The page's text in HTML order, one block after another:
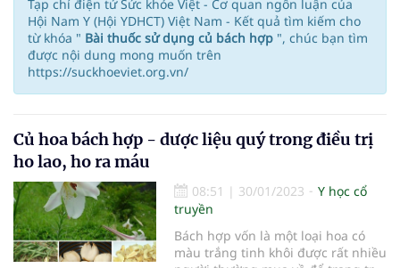
Tạp chí điện tử Sức khỏe Việt - Cơ quan ngôn luận của
Hội Nam Y (Hội YDHCT) Việt Nam - Kết quả tìm kiếm cho
từ khóa " Bài thuốc sử dụng củ bách hợp ", chúc bạn tìm
được nội dung mong muốn trên
https://suckhoeviet.org.vn/
Củ hoa bách hợp - dược liệu quý trong điều trị
ho lao, ho ra máu
08:51 | 30/01/2023
Y học cổ
truyền
Bách hợp vốn là một loại hoa có
màu trắng tinh khôi được rất nhiều